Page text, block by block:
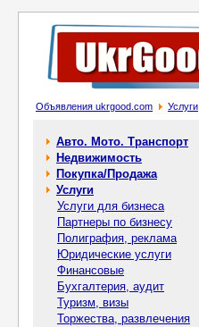
Объявления ukrgood.com Услуги
Авто. Мото. Транспорт
Недвижимость
Покупка/Продажа
Услуги
Услуги для бизнеса
Партнеры по бизнесу
Полиграфия, реклама
Юридические услуги
Финансовые
Бухгалтерия, аудит
Туризм, визы
Торжества, развлечения